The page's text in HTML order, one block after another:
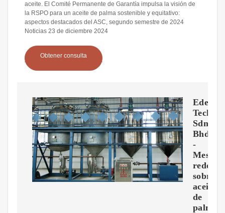
aceite. El Comité Permanente de Garantía impulsa la visión de
la RSPO para un aceite de palma sostenible y equitativo:
aspectos destacados del ASC, segundo semestre de 2024
Noticias 23 de diciembre 2024
Obtener consulta
Edenor
Sdn.
Bhd.
-
Mesa
sobre
aceite
de
palma